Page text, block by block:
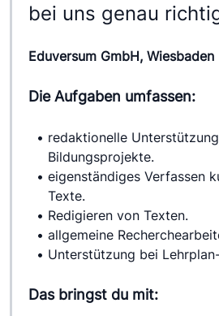
bei uns genau
Eduversum GmbH, Wiesbaden
Die Aufgaben umfassen:
redaktionelle
Bildungsprojekte.
eigenständiges Verfassen
Texte.
Redigieren von Texten.
allgemeine
Unterstützung bei
Das bringst du mit: